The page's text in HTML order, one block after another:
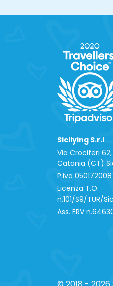
Sicilying S.r.l
Via Crociferi 62,
Catania (CT)
P.iva
Licenza T.O.
n.101/S9/TUR/
Ass. ERV